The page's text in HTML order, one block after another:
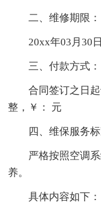
二、维修期限：
20xx年03月30
三、付款方式：
合同签订之日
整，￥： 元
四、维保服务
严格按照空调
养。
具体内容如下：